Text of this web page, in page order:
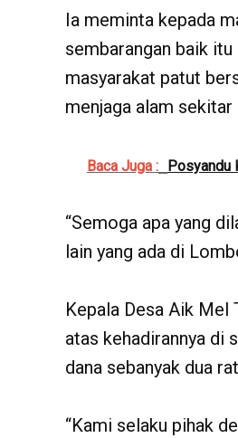
Ia meminta kepada
sembarangan baik
masyarakat patut
menjaga alam
Baca Juga : Posyandu
“Semoga apa yang
lain yang ada di
Kepala Desa Aik Mel
atas kehadirannya di
dana sebanyak dua
“Kami selaku pihak